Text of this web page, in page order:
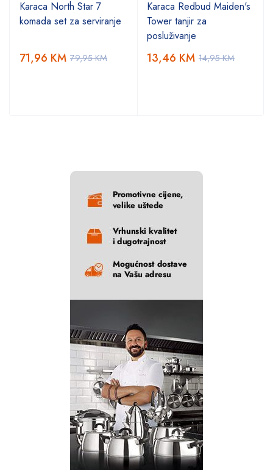
Karaca North Star 7
komada set za serviranje
79,95KM
71,96 KM
Karaca Redbud Maiden's
Tower tanjir za
posluživanje
14,95KM
13,46 KM